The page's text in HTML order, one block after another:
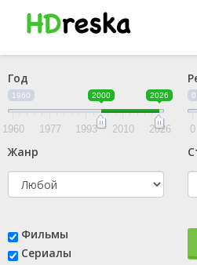
Год
1960 2000 2026
1960 1977 1993 2010 2026
0
0
Жанр
Фильмы
Сериалы